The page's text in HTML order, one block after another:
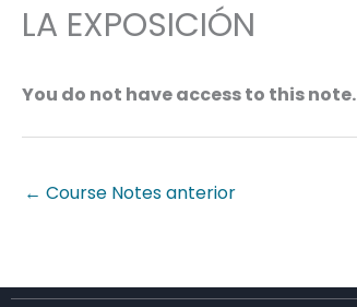
LA EXPOSICIÓN
You do not have access to this note.
← Course Notes anterior